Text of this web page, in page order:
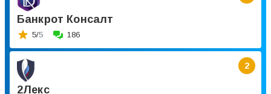
Банкрот Консалт
5/5 186
2
2Лекс